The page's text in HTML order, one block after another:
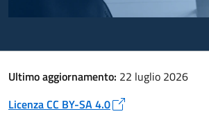
Ultimo aggiornamento: 22 luglio 2026
Licenza CC BY-SA 4.0
Apre in un nuovo tab